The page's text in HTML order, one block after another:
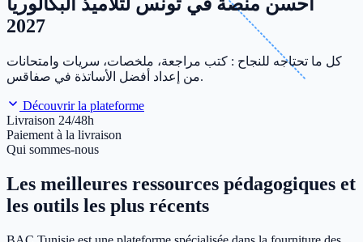
2027
كل ما تحتاجه للنجاح : كتب مراجعة، ملخصات، سريات وامتحانات
من إعداد أفضل الأساتذة في صفاقس.
Découvrir la plateforme
Livraison 24/48h
Paiement à la livraison
Qui sommes-nous
Les meilleures ressources pédagogiques et
les outils les plus récents